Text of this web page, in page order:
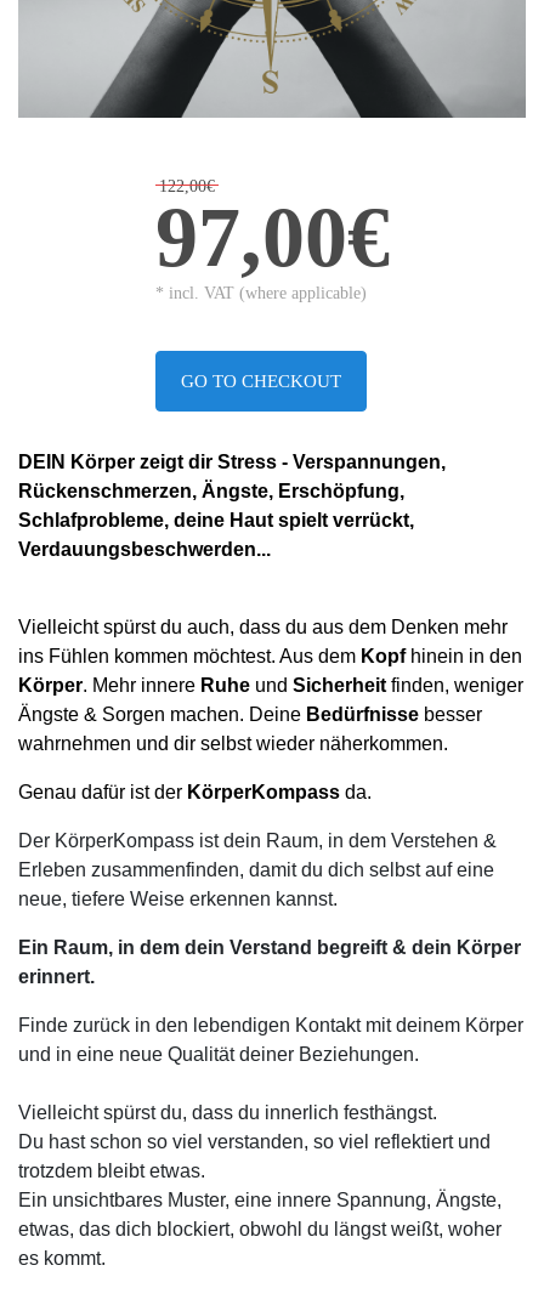
122,00€
97,00€
* incl. VAT (where applicable)
GO TO CHECKOUT
DEIN Körper zeigt dir Stress - Verspannungen,
Rückenschmerzen, Ängste, Erschöpfung,
Schlafprobleme, deine Haut spielt verrückt,
Verdauungsbeschwerden...
Vielleicht spürst du auch, dass du aus dem Denken mehr
ins Fühlen kommen möchtest. Aus dem Kopfhinein in den
Körper. Mehr innere Ruhe und Sicherheit finden, weniger
Ängste & Sorgen machen. Deine Bedürfnisse besser
wahrnehmen und dir selbst wieder näherkommen.
Genau dafür ist der KörperKompass da.
Der KörperKompass ist dein Raum, in dem Verstehen &
Erleben zusammenfinden, damit du dich selbst auf eine
neue, tiefere Weise erkennen kannst.
Ein Raum, in dem dein Verstand begreift & dein Körper
erinnert.
Finde zurück in den lebendigen Kontakt mit deinem Körper
und in eine neue Qualität deiner Beziehungen.
Vielleicht spürst du, dass du innerlich festhängst.
Du hast schon so viel verstanden, so viel reflektiert und
trotzdem bleibt etwas.
Ein unsichtbares Muster, eine innere Spannung, Ängste,
etwas, das dich blockiert, obwohl du längst weißt, woher
es kommt.